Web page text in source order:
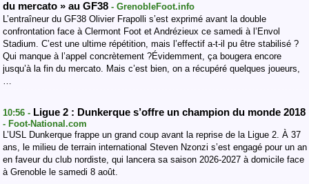
du mercato » au GF38 - GrenobleFoot.info
L’entraîneur du GF38 Olivier Frapolli s’est exprimé avant la double
confrontation face à Clermont Foot et Andrézieux ce samedi à l’Envol
Stadium. C’est une ultime répétition, mais l’effectif a-t-il pu être stabilisé ?
Qui manque à l’appel concrètement ?Évidemment, ça bougera encore
jusqu’à la fin du mercato. Mais c’est bien, on a récupéré quelques joueurs,
…
10:56 - Ligue 2 : Dunkerque s’offre un champion du monde 2018
- Foot-National.com
L’USL Dunkerque frappe un grand coup avant la reprise de la Ligue 2. À 37
ans, le milieu de terrain international Steven Nzonzi s’est engagé pour un an
en faveur du club nordiste, qui lancera sa saison 2026-2027 à domicile face
à Grenoble le samedi 8 août.